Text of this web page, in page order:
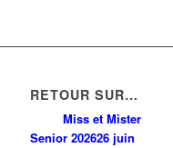
RETOUR SUR…
Miss et Mister
Senior 202626 juin